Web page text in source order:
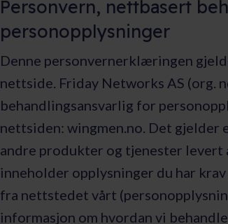
Personvern, nettbasert
personopplysninger
Denne personvernerklæringen
nettside. Friday Networks AS (org.
behandlingsansvarlig for
nettsiden: wingmen.no. Det gjelder
andre produkter og tjenester
inneholder opplysninger du har
fra nettstedet vårt
informasjon om hvordan vi